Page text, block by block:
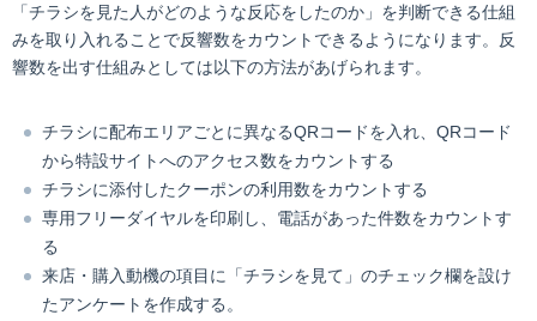
「チラシを見た人がどのような反応をしたのか」を判断できる仕組
みを取り入れることで反響数をカウントできるようになります。反
響数を出す仕組みとしては以下の方法があげられます。
チラシに配布エリアごとに異なるQRコードを入れ、QRコード
から特設サイトへのアクセス数をカウントする
チラシに添付したクーポンの利用数をカウントする
専用フリーダイヤルを印刷し、電話があった件数をカウントす
る
来店・購入動機の項目に「チラシを見て」のチェック欄を設け
たアンケートを作成する。